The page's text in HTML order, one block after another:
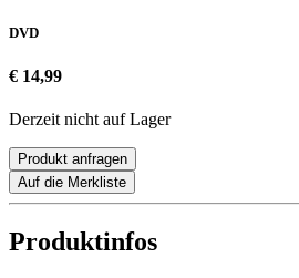
DVD
€ 14,99
Derzeit nicht auf Lager
Produkt anfragen
Auf die Merkliste
Produktinfos